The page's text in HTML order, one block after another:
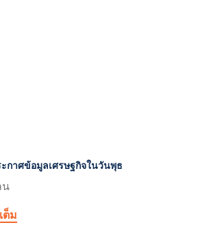
กาศข้อมูลเศรษฐกิจในวันพุธ
น
ต็ม